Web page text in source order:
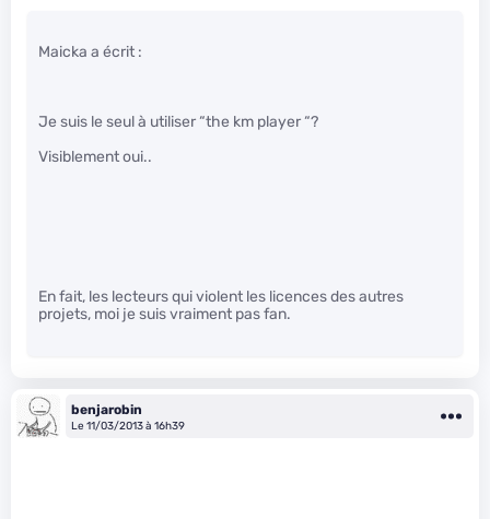
Maicka a écrit :
Je suis le seul à utiliser “the km player “?
Visiblement oui..
En fait, les lecteurs qui violent les licences des autres
projets, moi je suis vraiment pas fan.
benjarobin
Le 11/03/2013 à 16h39